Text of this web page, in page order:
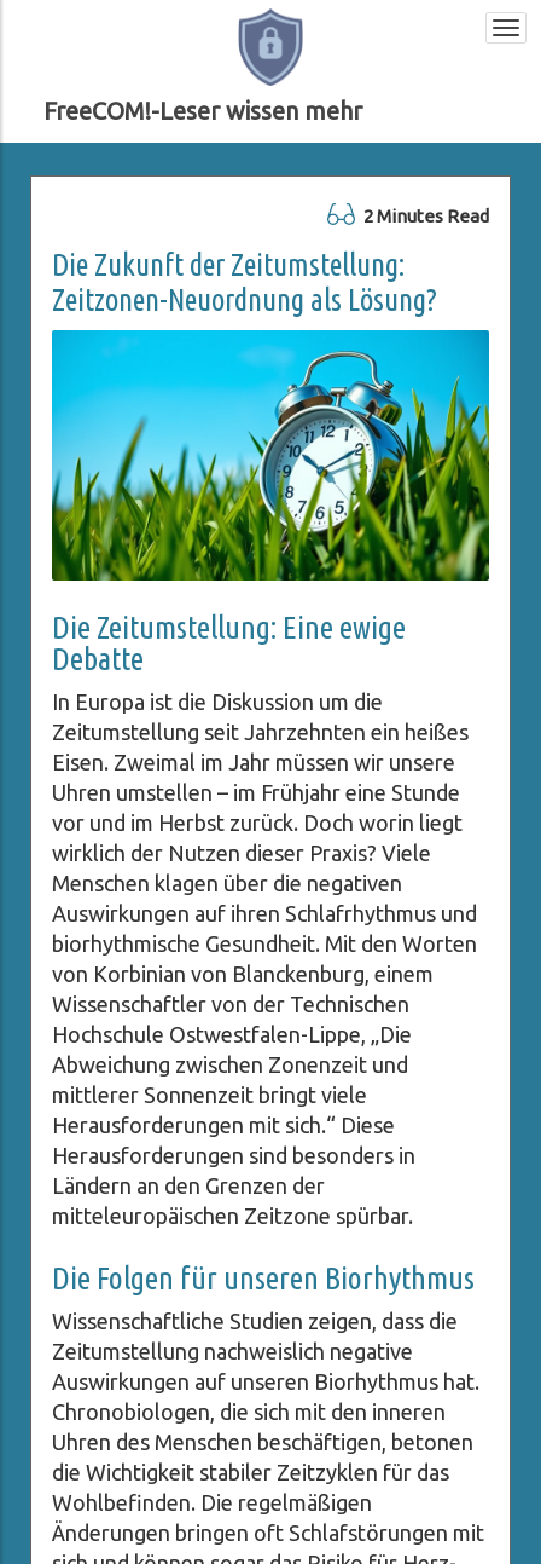
FreeCOM!-Leser wissen mehr
2 Minutes Read
Die Zukunft der Zeitumstellung:
Zeitzonen-Neuordnung als Lösung?
Die Zeitumstellung: Eine ewige
Debatte
In Europa ist die Diskussion um die
Zeitumstellung seit Jahrzehnten ein heißes
Eisen. Zweimal im Jahr müssen wir unsere
Uhren umstellen – im Frühjahr eine Stunde
vor und im Herbst zurück. Doch worin liegt
wirklich der Nutzen dieser Praxis? Viele
Menschen klagen über die negativen
Auswirkungen auf ihren Schlafrhythmus und
biorhythmische Gesundheit. Mit den Worten
von Korbinian von Blanckenburg, einem
Wissenschaftler von der Technischen
Hochschule Ostwestfalen-Lippe, „Die
Abweichung zwischen Zonenzeit und
mittlerer Sonnenzeit bringt viele
Herausforderungen mit sich.“ Diese
Herausforderungen sind besonders in
Ländern an den Grenzen der
mitteleuropäischen Zeitzone spürbar.
Die Folgen für unseren Biorhythmus
Wissenschaftliche Studien zeigen, dass die
Zeitumstellung nachweislich negative
Auswirkungen auf unseren Biorhythmus hat.
Chronobiologen, die sich mit den inneren
Uhren des Menschen beschäftigen, betonen
die Wichtigkeit stabiler Zeitzyklen für das
Wohlbefinden. Die regelmäßigen
Änderungen bringen oft Schlafstörungen mit